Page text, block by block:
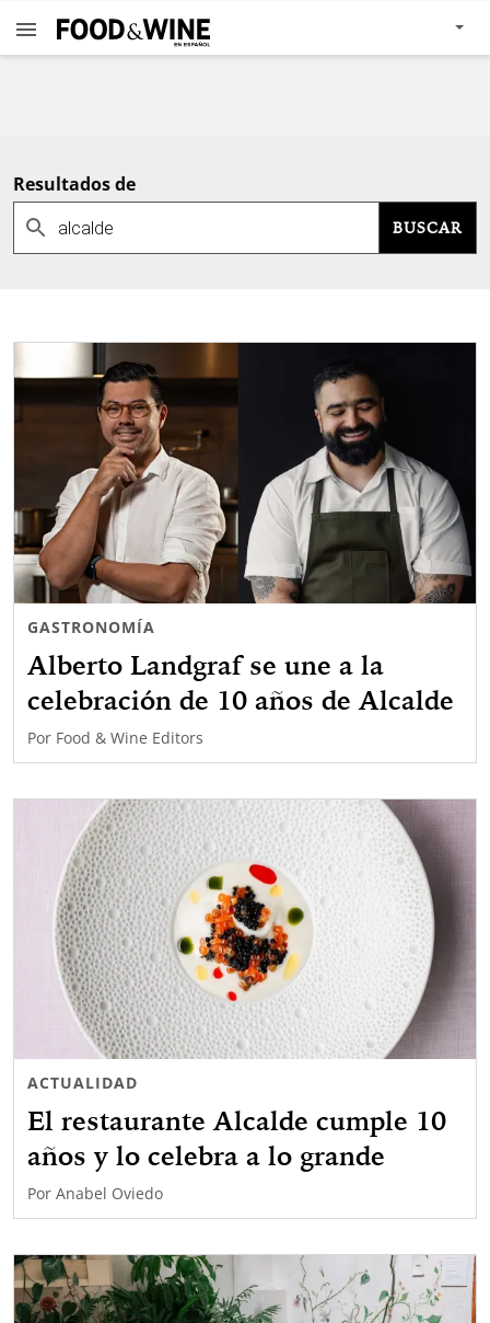
Resultados de
BUSCAR
GASTRONOMÍA
Alberto Landgraf se une a la
celebración de 10 años de Alcalde
Por Food & Wine Editors
ACTUALIDAD
El restaurante Alcalde cumple 10
años y lo celebra a lo grande
Por Anabel Oviedo